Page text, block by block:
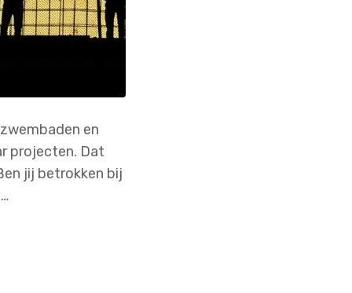
en
projecten. Dat
jij betrokken bij